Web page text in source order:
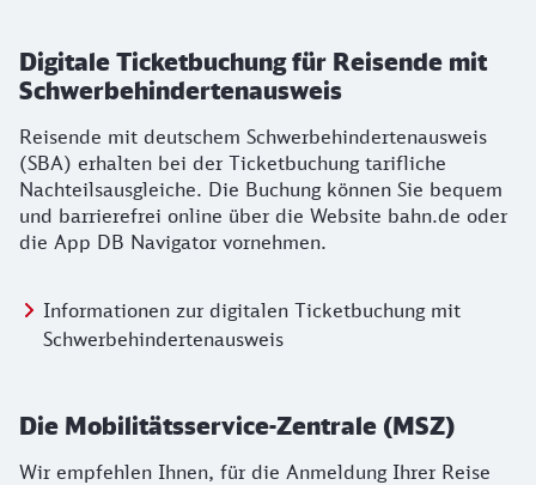
Digitale Ticketbuchung für Reisende mit
Schwerbehindertenausweis
Reisende mit deutschem Schwerbehindertenausweis
(SBA) erhalten bei der Ticketbuchung tarifliche
Nachteilsausgleiche. Die Buchung können Sie bequem
und barrierefrei online über die Website bahn.de oder
die App DB Navigator vornehmen.
Informationen zur digitalen Ticketbuchung mit
Schwerbehindertenausweis
Die Mobilitätsservice-Zentrale (MSZ)
Wir empfehlen Ihnen, für die Anmeldung Ihrer Reise